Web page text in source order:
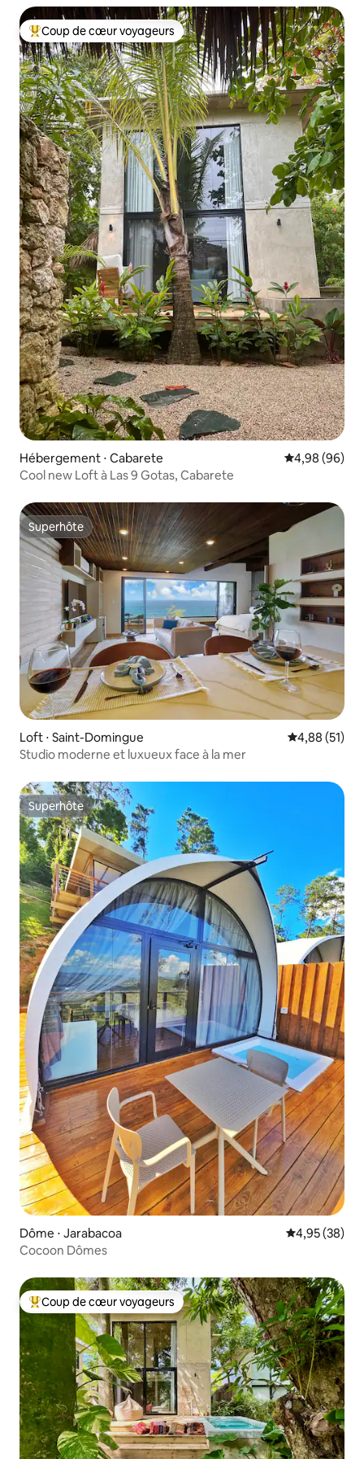
Coups de cœur voyageurs les plus appréciés
Coup de cœur voyageurs
Hébergement ⋅ Cabarete Évaluation
4,98 (96)
Cool new Loft à Las 9 Gotas, Cabarete
Superhôte
Superhôte
Loft ⋅ Saint-Domingue Évaluation
4,88 (51)
Studio moderne et luxueux face à la mer
Superhôte
Superhôte
Dôme ⋅ Jarabacoa Évaluation
4,95 (38)
Cocoon Dômes
Coups de cœur voyageurs les plus appréciés
Coup de cœur voyageurs